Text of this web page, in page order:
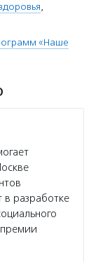
,
«Наше
в разработке